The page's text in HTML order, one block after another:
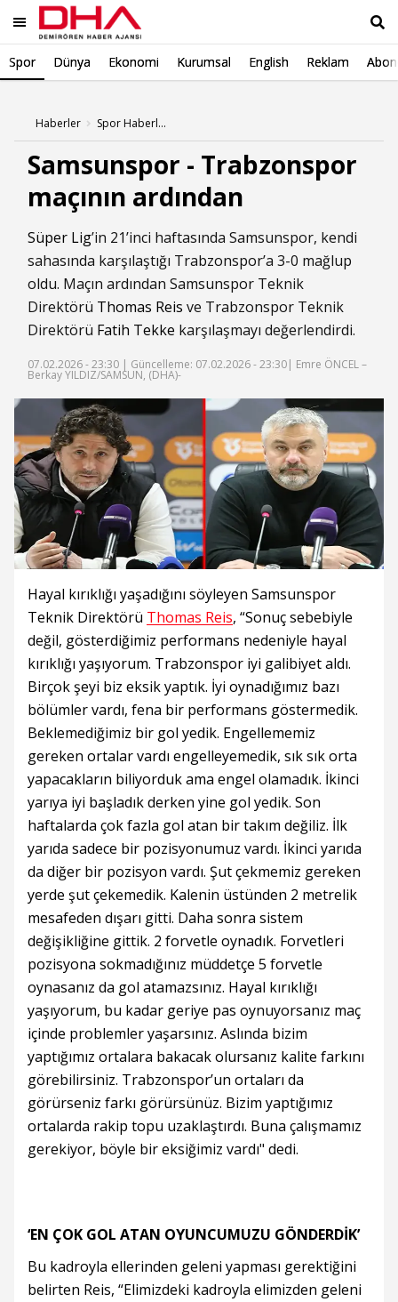
Spor Dünya Ekonomi Kurumsal English Reklam
Haberler Spor Haberleri
Samsunspor - Trabzonspor
maçının ardından
Süper Lig’in 21’inci haftasında Samsunspor, kendi
sahasında karşılaştığı Trabzonspor’a 3-0 mağlup
oldu. Maçın ardından Samsunspor Teknik
Direktörü Thomas Reis ve Trabzonspor Teknik
Direktörü Fatih Tekke karşılaşmayı değerlendirdi.
07.02.2026 - 23:30 | Güncelleme: 07.02.2026 - 23:30| Emre ÖNCEL –
Berkay YILDIZ/SAMSUN, (DHA)-
Hayal kırıklığı yaşadığını söyleyen Samsunspor
Teknik Direktörü Thomas Reis, “Sonuç sebebiyle
değil, gösterdiğimiz performans nedeniyle hayal
kırıklığı yaşıyorum. Trabzonspor iyi galibiyet aldı.
Birçok şeyi biz eksik yaptık. İyi oynadığımız bazı
bölümler vardı, fena bir performans göstermedik.
Beklemediğimiz bir gol yedik. Engellememiz
gereken ortalar vardı engelleyemedik, sık sık orta
yapacakların biliyorduk ama engel olamadık. İkinci
yarıya iyi başladık derken yine gol yedik. Son
haftalarda çok fazla gol atan bir takım değiliz. İlk
yarıda sadece bir pozisyonumuz vardı. İkinci yarıda
da diğer bir pozisyon vardı. Şut çekmemiz gereken
yerde şut çekemedik. Kalenin üstünden 2 metrelik
mesafeden dışarı gitti. Daha sonra sistem
değişikliğine gittik. 2 forvetle oynadık. Forvetleri
pozisyona sokmadığınız müddetçe 5 forvetle
oynasanız da gol atamazsınız. Hayal kırıklığı
yaşıyorum, bu kadar geriye pas oynuyorsanız maç
içinde problemler yaşarsınız. Aslında bizim
yaptığımız ortalara bakacak olursanız kalite farkını
görebilirsiniz. Trabzonspor’un ortaları da
görürseniz farkı görürsünüz. Bizim yaptığımız
ortalarda rakip topu uzaklaştırdı. Buna çalışmamız
gerekiyor, böyle bir eksiğimiz vardı" dedi.
‘EN ÇOK GOL ATAN OYUNCUMUZU GÖNDERDİK’
Bu kadroyla ellerinden geleni yapması gerektiğini
belirten Reis, “Elimizdeki kadroyla elimizden geleni